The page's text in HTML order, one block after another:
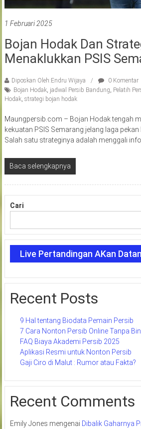
1 Februari 2025
Bojan Hodak Dan
Menaklukkan PSIS
Diposkan Oleh:Endru Wijaya
0 Komentar
Bojan Hodak, jadwal Persib Bandung Pelatih
Hodak, strategi bojan hodak
Maungpersib.com – Bojan Hodak tengah
kekuatan PSIS Semarang jelang laga
Salah satu strateginya adalah menggali
Baca selengkapnya
Cari
Live Pertandingan AKan
Recent Posts
9 Hal tentang Biodata Pemain Persib
7 Cara Nonton Persib Online Tanpa
FAQ Biaya Akademi Persib 2025
Aplikasi Resmi untuk Nonton Persib
Gaji Ciro di Malut : Rumor atau Fakta?
Recent Comments
Emily Jones mengenai Dibalik Gaharnya